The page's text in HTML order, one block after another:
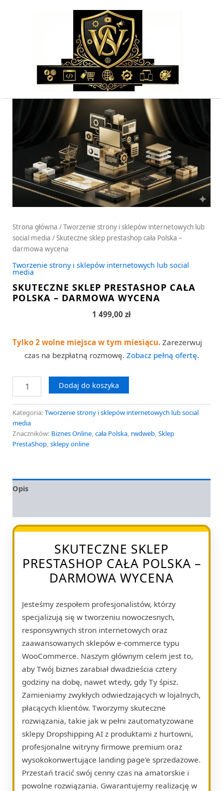
Strona główna /Tworzenie strony i sklepów internetowych lub
social media / Skuteczne sklep prestashop cała Polska –
darmowa wycena
Tworzenie strony i sklepów internetowych lub social
media
SKUTECZNE SKLEP PRESTASHOP CAŁA
POLSKA – DARMOWA WYCENA
1 499,00 zł
Tylko 2 wolne miejsca w tym miesiącu. Zarezerwuj
czas na bezpłatną rozmowę. Zobacz pełną ofertę.
darmowa
wycena
Dodaj do koszyka
Kategoria: Tworzenie strony i sklepów internetowych lub social
media
Znaczników: Biznes Online, cała Polska, rwdweb, Sklep
PrestaShop, sklepy online
Opis
SKUTECZNE SKLEP
PRESTASHOP CAŁA POLSKA –
DARMOWA WYCENA
Jesteśmy zespołem profesjonalistów, którzy
specjalizują się w tworzeniu nowoczesnych,
responsywnych stron internetowych oraz
zaawansowanych sklepów e-commerce typu
WooCommerce. Naszym głównym celem jest to,
aby Twój biznes zarabiał dwadzieścia cztery
godziny na dobę, nawet wtedy, gdy Ty śpisz.
Zamieniamy zwykłych odwiedzających w lojalnych,
płacących klientów. Tworzymy skuteczne
rozwiązania, takie jak w pełni zautomatyzowane
sklepy Dropshipping AI z produktami z hurtowni,
profesjonalne witryny firmowe premium oraz
wysokokonwertujące landing page'e sprzedażowe.
Przestań tracić swój cenny czas na amatorskie i
powolne rozwiązania. Gwarantujemy realizację w